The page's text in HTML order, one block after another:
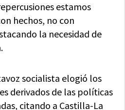
estamos
hechos, no con
la necesidad de
socialista elogió los
derivados de las políticas
citando a Castilla-La